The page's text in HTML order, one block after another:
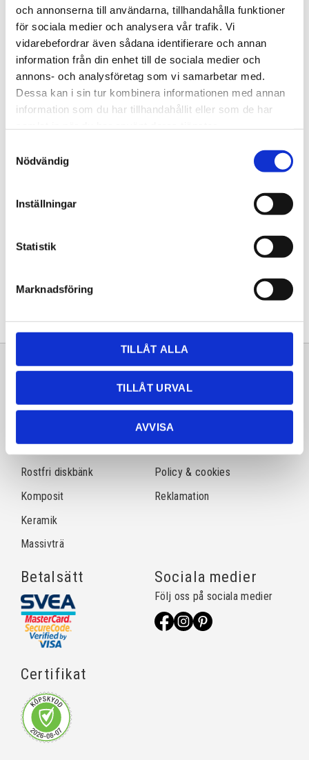
och annonserna till användarna, tillhandahålla funktioner
för sociala medier och analysera vår trafik. Vi
vidarebefordrar även sådana identifierare och annan
information från din enhet till de sociala medier och
annons- och analysföretag som vi samarbetar med.
Dessa kan i sin tur kombinera informationen med annan
information som du har tillhandahållit eller som de har
Nödvändig
Inställningar
Statistik
Marknadsföring
TILLÅT ALLA
TILLÅT URVAL
AVVISA
1 470,00KR
Antal
Lagervara
Artikelnr
20251223
Sortiment
Natursten
Rostfri diskbänk
Komposit
Keramik
Massivträ
Information
Frågor & svar
Köpvillkor
Policy & cookies
Reklamation
Betalsätt
Certifikat
Sociala medier
Följ oss på sociala medier